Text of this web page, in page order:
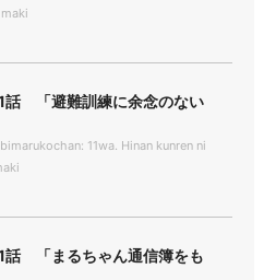
「避難訓練に余念のない
11wa. Hinan kunren ni
「まるちゃん通信簿をも